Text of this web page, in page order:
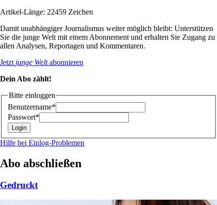
Artikel-Länge: 22459 Zeichen
Damit unabhängiger Journalismus weiter möglich bleibt: Unterstützen
Sie die junge Welt mit einem Abonnement und erhalten Sie Zugang zu
allen Analysen, Reportagen und Kommentaren.
Jetzt junge Weltabonnieren
Dein Abo zählt!
Bitte einloggen
Benutzername*
Passwort*
Hilfe bei Einlog-Problemen
Abo abschließen
Gedruckt